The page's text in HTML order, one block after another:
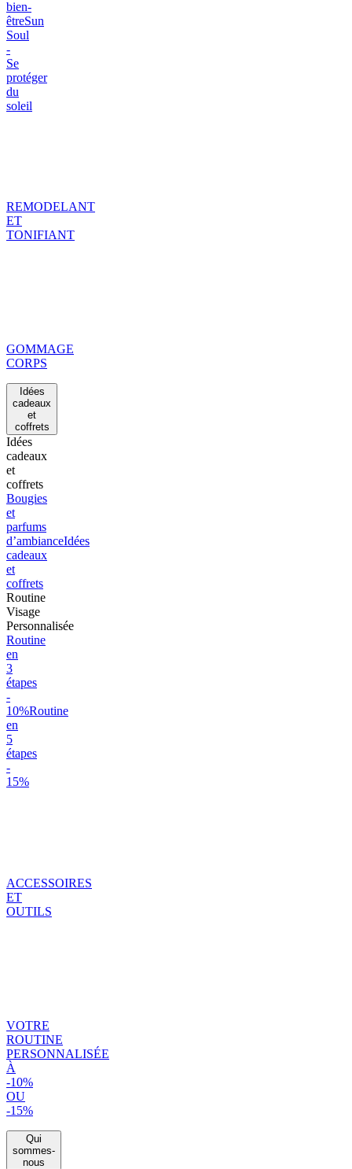
bien-
êtreSun
Soul
-
Se
protéger
du
soleil
REMODELANT
ET
TONIFIANT
GOMMAGE
CORPS
Idées
cadeaux
et
coffrets
Idées
cadeaux
et
coffrets
Bougies
et
parfums
d’ambianceIdées
cadeaux
et
coffrets
Routine
Visage
Personnalisée
Routine
en
3
étapes
-
10%Routine
en
5
étapes
-
15%
ACCESSOIRES
ET
OUTILS
VOTRE
ROUTINE
PERSONNALISÉE
À
-10%
OU
-15%
Qui
sommes-
nous